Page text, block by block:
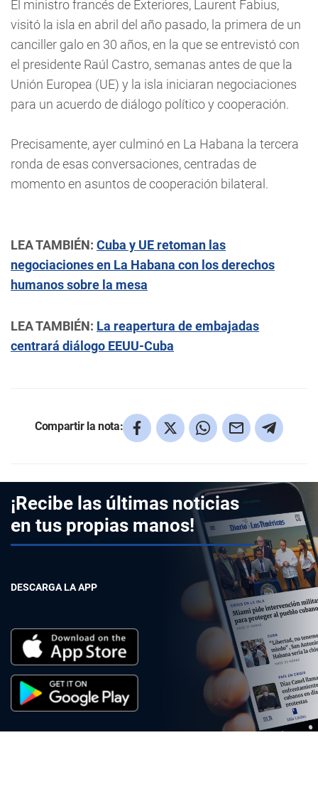
El ministro francés de Exteriores, Laurent Fabius,
visitó la isla en abril del año pasado, la primera de un
canciller galo en 30 años, en la que se entrevistó con
el presidente Raúl Castro, semanas antes de que la
Unión Europea (UE) y la isla iniciaran negociaciones
para un acuerdo de diálogo político y cooperación.
Precisamente, ayer culminó en La Habana la tercera
ronda de esas conversaciones, centradas de
momento en asuntos de cooperación bilateral.
LEA TAMBIÉN: Cuba y UE retoman las
negociaciones en La Habana con los derechos
humanos sobre la mesa
LEA TAMBIÉN: La reapertura de embajadas
centrará diálogo EEUU-Cuba
Compartir la nota:
¡Recibe las últimas noticias
en tus propias manos!
DESCARGA LA APP